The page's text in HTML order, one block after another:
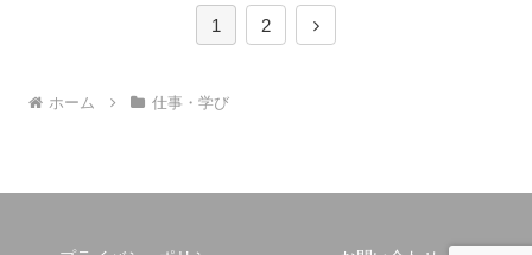
1 2
次
ホーム 仕事・学び